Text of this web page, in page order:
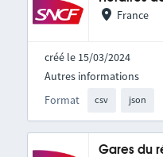
France
créé le 15/03/2024
Format csv json
Autres informations
Gares du